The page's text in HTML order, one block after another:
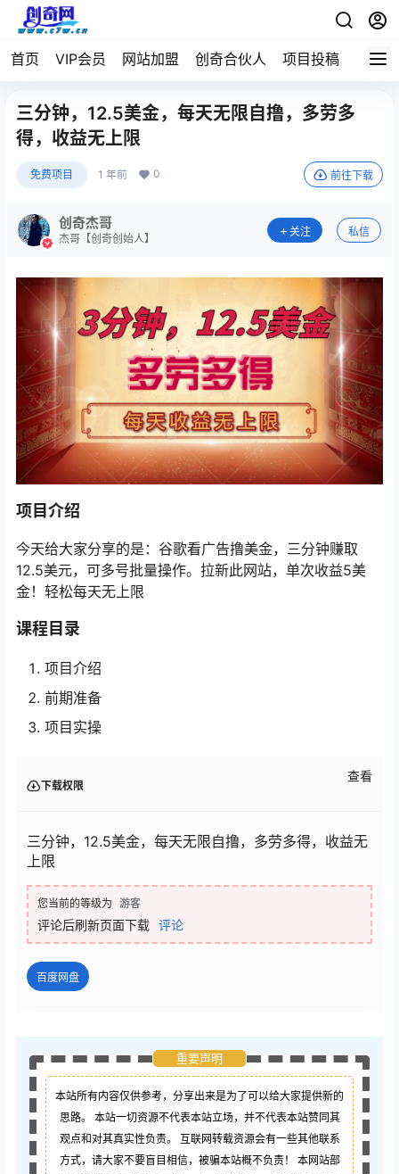
首页 VIP会员 网站加盟 创奇合伙人 项目投稿
三分钟，12.5美金，每天无限自撸，多劳多
得，收益无上限
免费项目 1 年前 0 前往下载
创奇杰哥
杰哥【创奇创始人】
关注 私信
项目介绍
今天给大家分享的是：谷歌看广告撸美金，三分钟赚取
12.5美元，可多号批量操作。拉新此网站，单次收益5美
金！轻松每天无上限
课程目录
项目介绍
前期准备
项目实操
下载权限
查看
三分钟，12.5美金，每天无限自撸，多劳多得，收益无
上限
您当前的等级为 游客
评论后刷新页面下载 评论
百度网盘
重要声明
本站所有内容仅供参考，分享出来是为了可以给大家提供新的
思路。 本站一切资源不代表本站立场，并不代表本站赞同其
观点和对其真实性负责。 互联网转载资源会有一些其他联系
方式，请大家不要盲目相信，被骗本站概不负责！ 本网站部